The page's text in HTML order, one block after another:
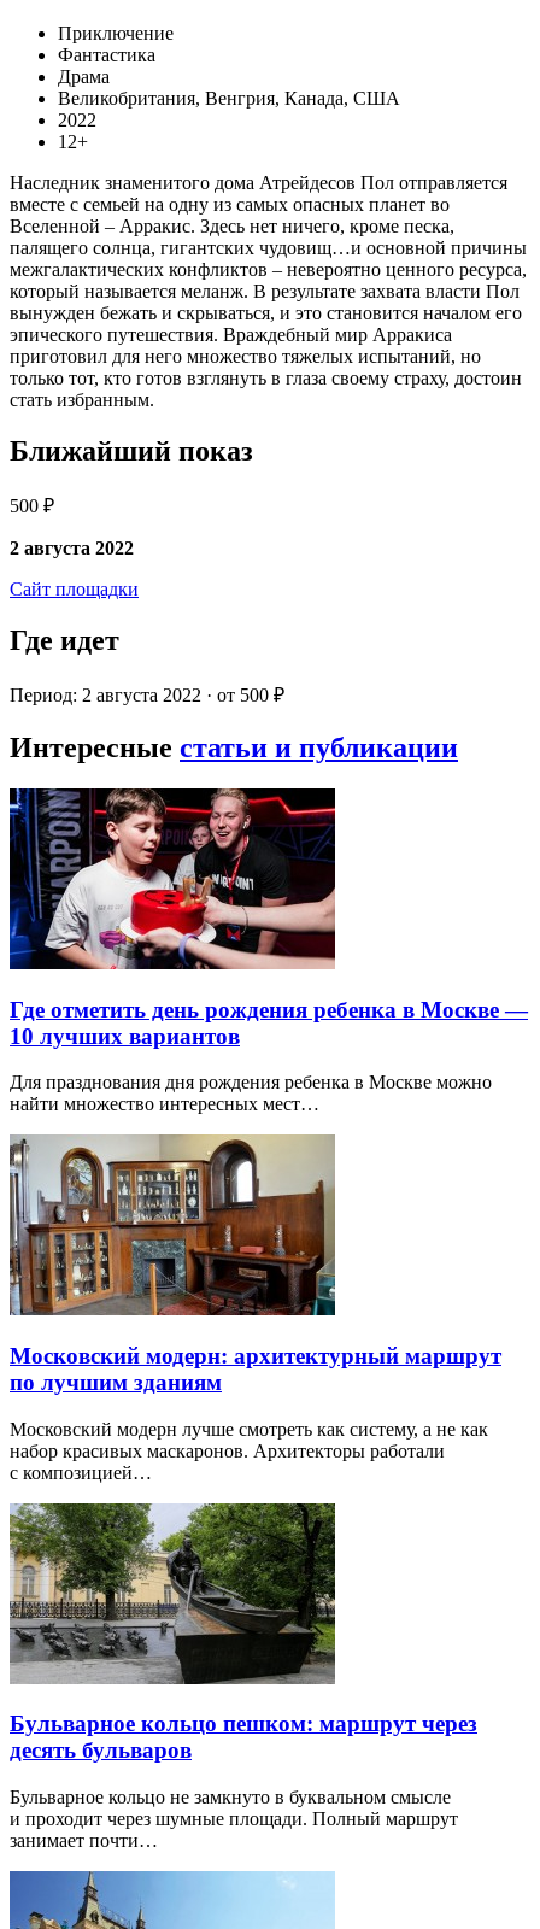
Приключение
Фантастика
Драма
Великобритания, Венгрия, Канада, США
2022
12+
Наследник знаменитого дома Атрейдесов Пол отправляется
вместе с семьей на одну из самых опасных планет во
Вселенной – Арракис. Здесь нет ничего, кроме песка,
палящего солнца, гигантских чудовищ…и основной причины
межгалактических конфликтов – невероятно ценного ресурса,
который называется меланж. В результате захвата власти Пол
вынужден бежать и скрываться, и это становится началом его
эпического путешествия. Враждебный мир Арракиса
приготовил для него множество тяжелых испытаний, но
только тот, кто готов взглянуть в глаза своему страху, достоин
стать избранным.
Ближайший показ
500 ₽
2 августа 2022
Сайт площадки
Где идет
Период: 2 августа 2022 · от 500 ₽
Интересные статьи и публикации
Где отметить день рождения ребенка в Москве —
10 лучших вариантов
Для празднования дня рождения ребенка в Москве можно
найти множество интересных мест…
Московский модерн: архитектурный маршрут
по лучшим зданиям
Московский модерн лучше смотреть как систему, а не как
набор красивых маскаронов. Архитекторы работали
с композицией…
Бульварное кольцо пешком: маршрут через
десять бульваров
Бульварное кольцо не замкнуто в буквальном смысле
и проходит через шумные площади. Полный маршрут
занимает почти…